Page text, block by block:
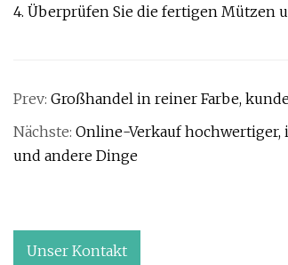
4. Überprüfen Sie die fertigen Mützen
Prev: Großhandel in reiner Farbe,
Nächste: Online-Verkauf
und andere Dinge
Unser Kontakt